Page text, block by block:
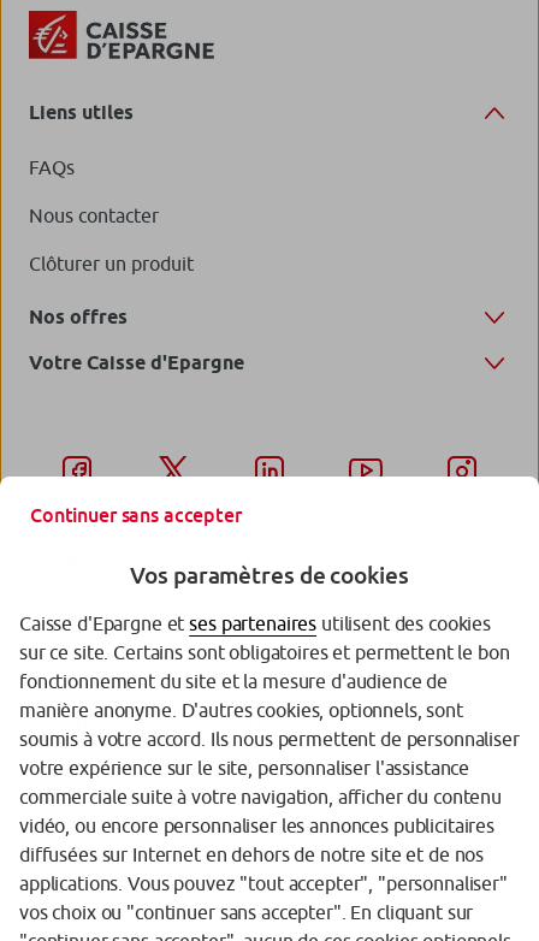
Liens utiles
FAQs
Nous contacter
Clôturer un produit
Nos offres
Votre Caisse d'Epargne
Garantie des Dépôts
Protection des données personnelles
Politique cookies
Sécurité
Tarifs
Mentions légales
Continuer sans accepter
Vos paramètres de cookies
Caisse d'Epargne etses partenaires utilisent des cookies
sur ce site. Certains sont obligatoires et permettent le bon
fonctionnement du site et la mesure d'audience de
manière anonyme. D'autres cookies, optionnels, sont
soumis à votre accord. Ils nous permettent de personnaliser
votre expérience sur le site, personnaliser l'assistance
commerciale suite à votre navigation, afficher du contenu
vidéo, ou encore personnaliser les annonces publicitaires
diffusées sur Internet en dehors de notre site et de nos
applications. Vous pouvez "tout accepter", "personnaliser"
vos choix ou "continuer sans accepter". En cliquant sur